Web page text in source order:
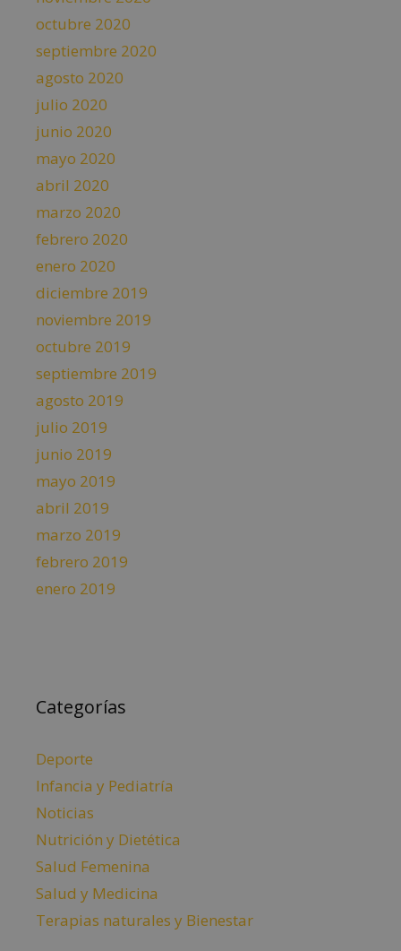
octubre 2020
septiembre 2020
agosto 2020
julio 2020
junio 2020
mayo 2020
abril 2020
marzo 2020
febrero 2020
enero 2020
diciembre 2019
noviembre 2019
octubre 2019
septiembre 2019
agosto 2019
julio 2019
junio 2019
mayo 2019
abril 2019
marzo 2019
febrero 2019
enero 2019
Categorías
Deporte
Infancia y Pediatría
Noticias
Nutrición y Dietética
Salud Femenina
Salud y Medicina
Terapias naturales y Bienestar